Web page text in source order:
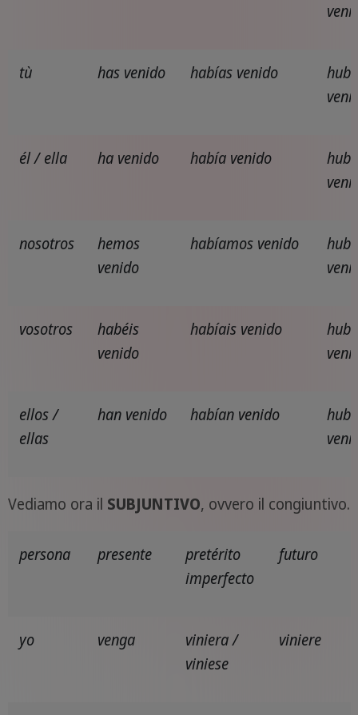
tù has venido habías venido
él / ella ha venido había venido
hubo
nosotros
hemos
venido
habíamos venido
vosotros
habéis
venido
habíais venido
ellos /
ellas
han venido habían venido
Vediamo ora il SUBJUNTIVO, ovvero il congiuntivo.
persona presente
pretérito
imperfecto
futuro
yo venga
viniera /
viniese
viniere